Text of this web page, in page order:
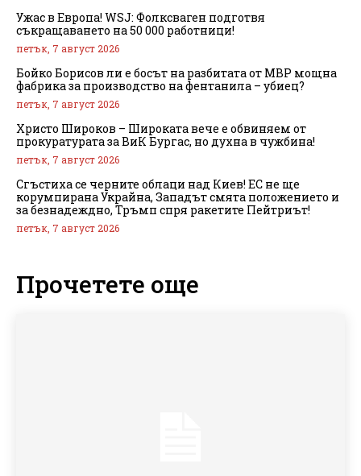
Ужас в Европа! WSJ: Фолксваген подготвя
съкращаването на 50 000 работници!
петък, 7 август 2026
Бойко Борисов ли е босът на разбитата от МВР мощна
фабрика за производство на фентанила – убиец?
петък, 7 август 2026
Христо Широков – Широката вече е обвиняем от
прокуратурата за ВиК Бургас, но духна в чужбина!
петък, 7 август 2026
Сгъстиха се черните облаци над Киев! ЕС не ще
корумпирана Украйна, Западът смята положението и
за безнадеждно, Тръмп спря ракетите Пейтриът!
петък, 7 август 2026
Прочетете още